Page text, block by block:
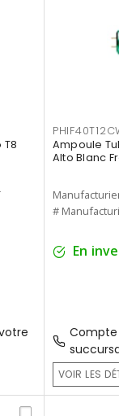
T8
Ampoule
Alto Blanc
#
En
Compte
VOIR LES